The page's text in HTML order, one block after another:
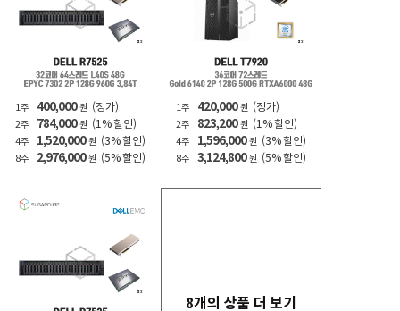
1주 400,000 원 (정가)
2주 784,000 원 (1% 할인)
4주 1,520,000 원 (3% 할인)
8주 2,976,000 원 (5% 할인)
1주 420,000 원 (정가)
2주 823,200 원 (1% 할인)
4주 1,596,000 원 (3% 할인)
8주 3,124,800 원 (5% 할인)
8개의 상품 더 보기